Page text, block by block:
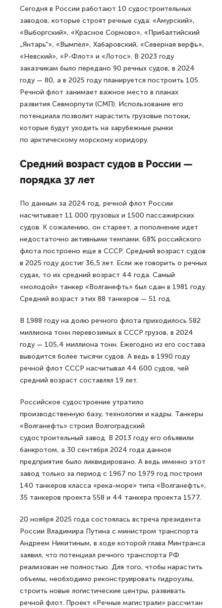
Сегодня в России работают 10 судостроительных
заводов, которые строят речные суда: «Амурский»,
«Выборгский», «Красное Сормово», «Прибалтийский
„Янтарь“», «Вымпел», Хабаровский, «Северная верфь»,
«Невский», «Р-Флот» и «Лотос». В 2023 году
заказчикам было передано 90 речных судов, в 2024
году — 80, а в 2025 году планируется построить 105.
Речной флот занимает важное место в планах
развития Севморпути (СМП). Использование его
потенциала позволит нарастить грузовые потоки,
которые будут уходить на зарубежные рынки
по арктическому морскому коридору.
Средний возраст судов в России —
порядка 37 лет
По данным за 2024 год, речной флот России
насчитывает 11 000 грузовых и 1500 пассажирских
судов. К сожалению, он стареет, а пополнение идет
недостаточно активными темпами. 68% российского
флота построено еще в СССР. Средний возраст судов
в 2025 году достиг 36,5 лет. Если же говорить о речных
судах, то их средний возраст 44 года. Самый
«молодой» танкер «Волганефть» был сдан в 1981 году.
Средний возраст этих 88 танкеров — 51 год.
В 1988 году на долю речного флота приходилось 582
миллиона тонн перевозимых в СССР грузов, в 2024
году — 105,4 миллиона тонн. Ежегодно из его состава
выводится более тысячи судов. А ведь в 1990 году
речной флот СССР насчитывал 44 600 судов, чей
средний возраст составлял 19 лет.
Российское судостроение утратило
производственную базу, технологии и кадры. Танкеры
«Волганефть» строил Волгоградский
судостроительный завод. В 2013 году его объявили
банкротом, а 30 сентября 2024 года данное
предприятие было ликвидировано. А ведь именно этот
завод только за период с 1967 по 1979 год построил
140 танкеров класса «река-море» типа «Волганефть»,
35 танкеров проекта 558 и 44 танкера проекта 1577.
20 ноября 2025 года состоялась встреча президента
России Владимира Путина с министром транспорта
Андреем Никитиным, в ходе которой глава Минтранса
заявил, что потенциал речного транспорта РФ
реализован не полностью. Для того, чтобы нарастить
объемы, необходимо реконструировать гидроузлы,
строить новые логистические центры, развивать
речной флот. Проект «Речные магистрали» рассчитан